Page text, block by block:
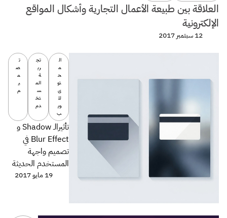
العلاقة بين طبيعة الأعمال التجارية وأشكال المواقع
الإلكترونية
12 سبتمبر 2017
ال
م
ح
تو
ى
لل
وي
ب
تج
رب
ة
الم
س
تخ
دم
ت
ص
م
ي
م
تأثيرالـ Shadow و
Blur Effect في
تصميم واجهة
المستخدم الحديثة
19 مايو 2017